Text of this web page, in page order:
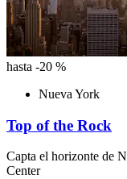
hasta -20 %
Nueva York
Top of the Rock
Capta el horizonte de
Center